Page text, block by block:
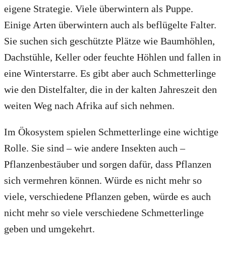
eigene Strategie. Viele überwintern als Puppe.
Einige Arten überwintern auch als beflügelte Falter.
Sie suchen sich geschützte Plätze wie Baumhöhlen,
Dachstühle, Keller oder feuchte Höhlen und fallen in
eine Winterstarre. Es gibt aber auch Schmetterlinge
wie den Distelfalter, die in der kalten Jahreszeit den
weiten Weg nach Afrika auf sich nehmen.
Im Ökosystem spielen Schmetterlinge eine wichtige
Rolle. Sie sind – wie andere Insekten auch –
Pflanzenbestäuber und sorgen dafür, dass Pflanzen
sich vermehren können. Würde es nicht mehr so
viele, verschiedene Pflanzen geben, würde es auch
nicht mehr so viele verschiedene Schmetterlinge
geben und umgekehrt.